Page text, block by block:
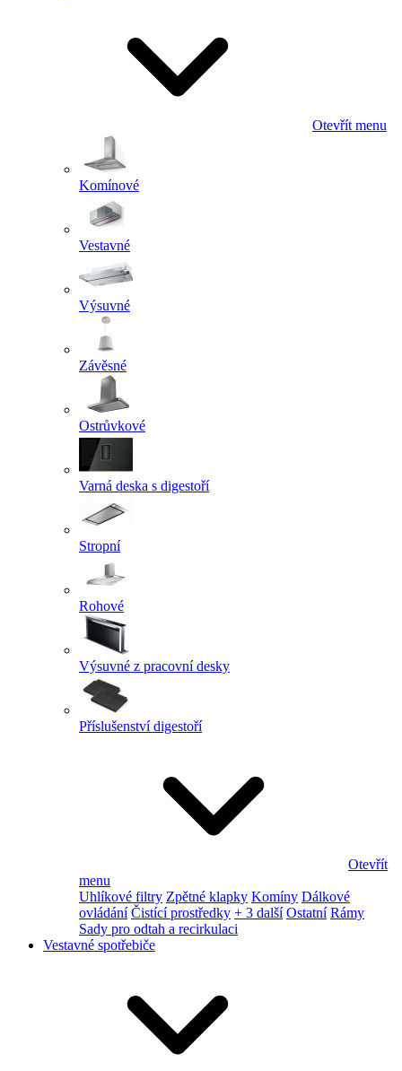
Otevřít menu
Komínové
Vestavné
Výsuvné
Závěsné
Ostrůvkové
Varná deska s digestoří
Stropní
Rohové
Výsuvné z pracovní desky
Příslušenství digestoří
Otevřít
menu
Uhlíkové filtry Zpětné klapky Komíny Dálkové
ovládání Čistící prostředky + 3 další Ostatní Rámy
Sady pro odtah a recirkulaci
Vestavné spotřebiče